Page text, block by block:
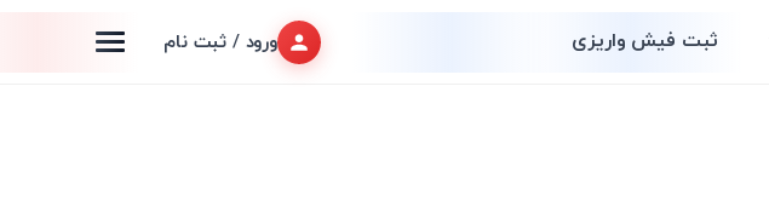
ثبت فیش واریزی ورود / ثبت نام